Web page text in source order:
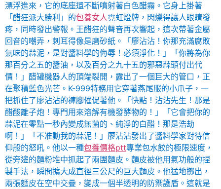
漂浮進來，它的底座還不斷噴射著白色醋霧。它身上掛著
「醋狂派大勝利」的包養女人霓虹燈牌，閃爍得讓人眼睛發
疼，同時發出警報。王醋狂的聲音再次響起，這次帶著金屬
回音的嘲弄，刺耳得像是磨砂紙。「廖沾沾！你那充滿腐敗
氣味的蒜泥，是對醬料學的侮辱！必須淨化！」「你將為你
那百分之五的醬油，以及百分之九十五的邪惡蒜頭付出代
價！」醋罐機器人的頂端裂開，露出了一個巨大的管口，正
在聚積藍色光芒。K-999特務用它穿著燕尾服的小爪子，一
把抓住了廖沾沾的褲腳催促著他。「快點！沾沾先生！那是
醋酸離子炮！專門用來溶解有機發酵物的！」「它會把你的
蒜泥在零點一秒內變成無菌的、純淨的白醋！那是浩劫
啊！」「不准動我的蒜泥！」廖沾沾發出了醬料學家對待信
仰般的怒吼。他以一種包養價格ptt專業包水餃的極限速度，
從旁邊的麵粉堆中抓起了兩團麵皮。麵皮被他用氣功般的捏
製手法，瞬間擴大成直徑三公尺的巨大麵皮。他猛地擲出，
兩張麵皮在空中交疊，變成一個半透明的防禦護盾。這就是